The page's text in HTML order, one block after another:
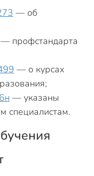
— об
— профстандарта
— о курсах
— указаны
специалистам.